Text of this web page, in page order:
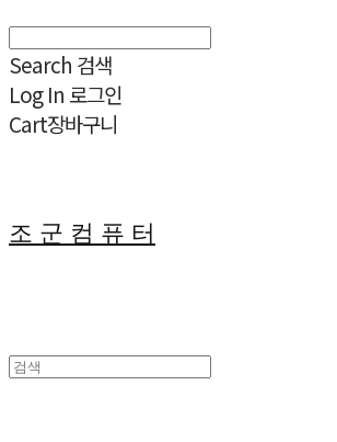
Search 검색
Log In 로그인
Cart장바구니
조 군 컴 퓨 터